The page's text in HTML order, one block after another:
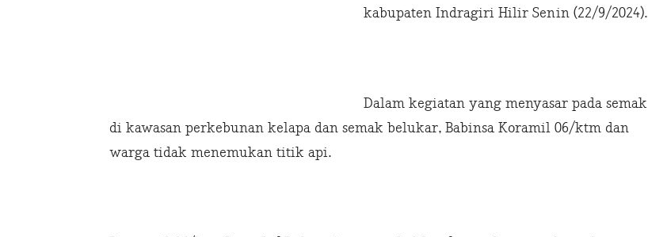
kabupaten Indragiri Hilir Senin (22/9/2024).
Dalam kegiatan yang menyasar pada semak
di kawasan perkebunan kelapa dan semak belukar, Babinsa Koramil 06/ktm dan
warga tidak menemukan titik api.